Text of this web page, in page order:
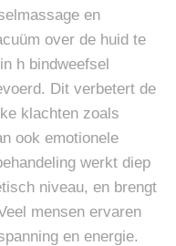
en
over de huid te
h bindweefsel
Dit verbetert de
klachten zoals
ook emotionele
werkt diep
niveau, en brengt
mensen ervaren
en energie.